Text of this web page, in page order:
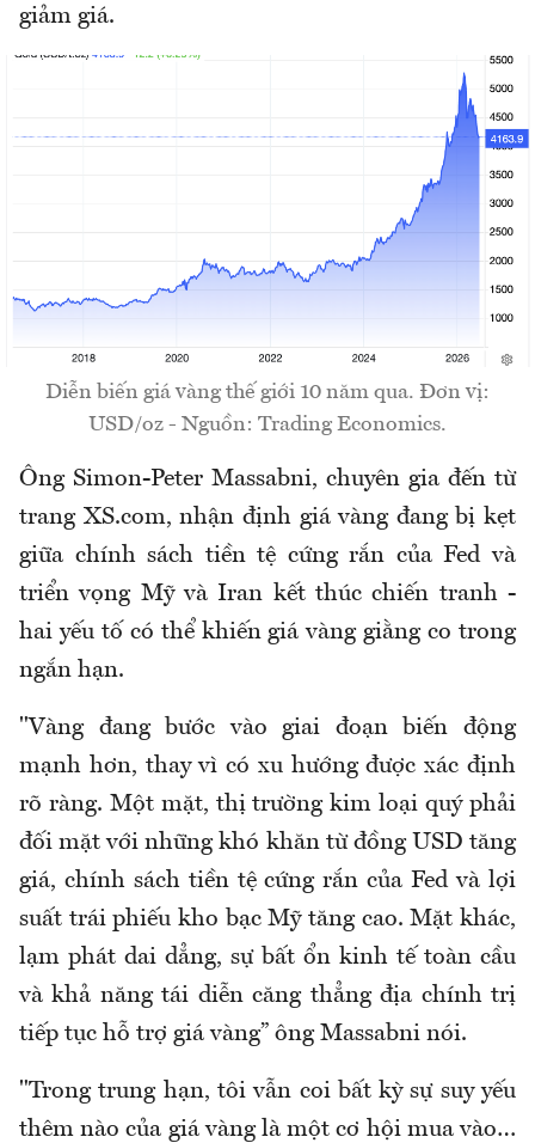
giảm giá.
Diễn biến giá vàng thế giới 10 năm qua. Đơn vị:
USD/oz - Nguồn: Trading Economics.
Ông Simon-Peter Massabni, chuyên gia đến từ
trang XS.com, nhận định giá vàng đang bị kẹt
giữa chính sách tiền tệ cứng rắn của Fed và
triển vọng Mỹ và Iran kết thúc chiến tranh -
hai yếu tố có thể khiến giá vàng giằng co trong
ngắn hạn.
"Vàng đang bước vào giai đoạn biến động
mạnh hơn, thay vì có xu hướng được xác định
rõ ràng. Một mặt, thị trường kim loại quý phải
đối mặt với những khó khăn từ đồng USD tăng
giá, chính sách tiền tệ cứng rắn của Fed và lợi
suất trái phiếu kho bạc Mỹ tăng cao. Mặt khác,
lạm phát dai dẳng, sự bất ổn kinh tế toàn cầu
và khả năng tái diễn căng thẳng địa chính trị
tiếp tục hỗ trợ giá vàng” ông Massabni nói.
"Trong trung hạn, tôi vẫn coi bất kỳ sự suy yếu
thêm nào của giá vàng là một cơ hội mua vào…